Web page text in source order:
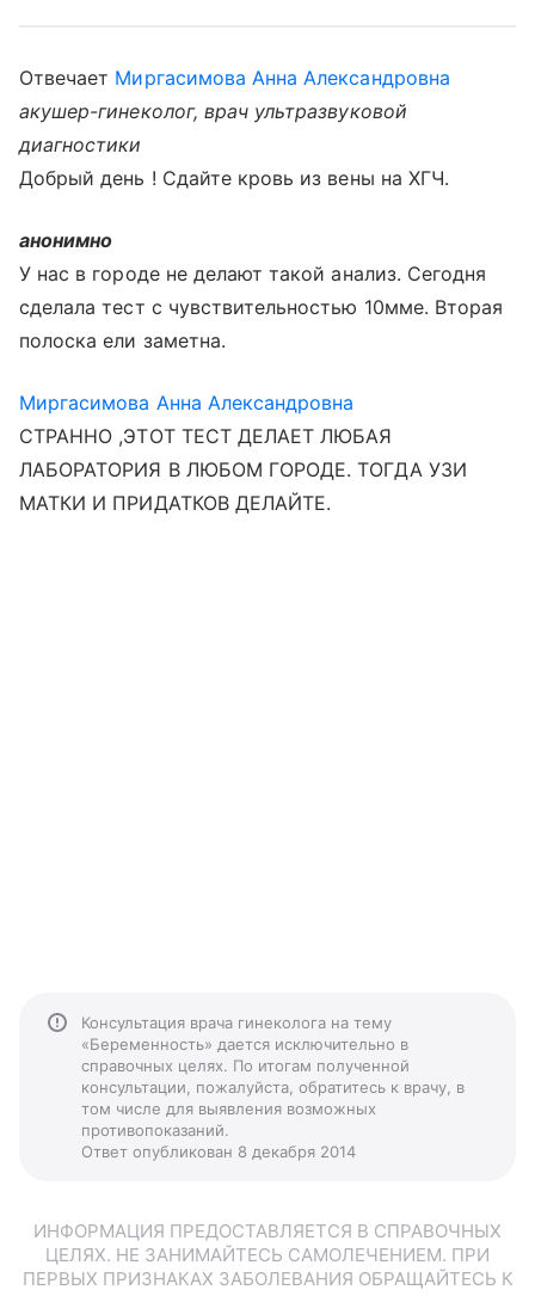
Отвечает Миргасимова Анна Александровна
акушер-гинеколог, врач ультразвуковой
диагностики
Добрый день ! Сдайте кровь из вены на ХГЧ.
анонимно
У нас в городе не делают такой анализ. Сегодня
сделала тест с чувствительностью 10мме. Вторая
полоска ели заметна.
Миргасимова Анна Александровна
СТРАННО ,ЭТОТ ТЕСТ ДЕЛАЕТ ЛЮБАЯ
ЛАБОРАТОРИЯ В ЛЮБОМ ГОРОДЕ. ТОГДА УЗИ
МАТКИ И ПРИДАТКОВ ДЕЛАЙТЕ.
Консультация врача гинеколога на тему
«Беременность» дается исключительно в
справочных целях. По итогам полученной
консультации, пожалуйста, обратитесь к врачу, в
том числе для выявления возможных
противопоказаний.
Ответ опубликован 8 декабря 2014
ИНФОРМАЦИЯ ПРЕДОСТАВЛЯЕТСЯ В СПРАВОЧНЫХ
ЦЕЛЯХ. НЕ ЗАНИМАЙТЕСЬ САМОЛЕЧЕНИЕМ. ПРИ
ПЕРВЫХ ПРИЗНАКАХ ЗАБОЛЕВАНИЯ ОБРАЩАЙТЕСЬ К